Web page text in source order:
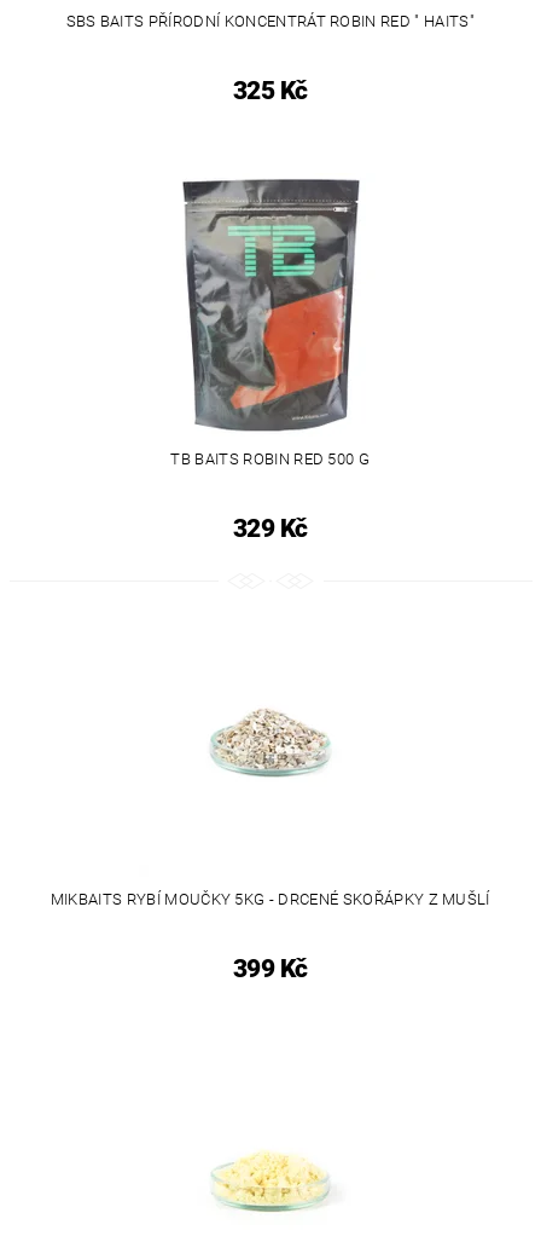
SBS BAITS PŘÍRODNÍ KONCENTRÁT ROBIN RED " HAITS"
325 Kč
TB BAITS ROBIN RED 500 G
329 Kč
MIKBAITS RYBÍ MOUČKY 5KG - DRCENÉ SKOŘÁPKY Z MUŠLÍ
399 Kč